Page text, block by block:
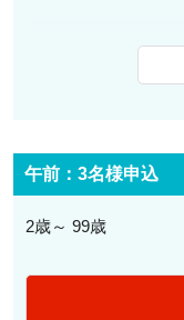
最少催行人数
るサービス
午前：3名様申込
2歳～ 99歳